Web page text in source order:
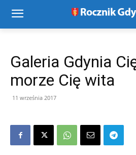
Galeria Gdynia
morze Cię wita
11 września 2017